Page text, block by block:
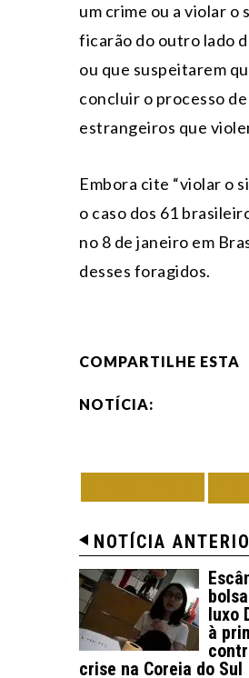
um crime ou a violar o
ficarão do outro lado
ou que suspeitarem
concluir o processo
estrangeiros que
Embora cite “violar o
o caso dos 61
no 8 de janeiro em
desses foragidos.
COMPARTILHE ESTA
NOTÍCIA:
NOTÍCIA
luxo
à
crise na Coreia do Sul